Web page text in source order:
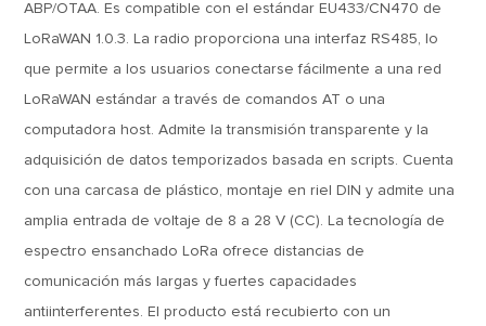
ABP/OTAA. Es compatible con el estándar EU433/CN470 de
LoRaWAN 1.0.3. La radio proporciona una interfaz RS485, lo
que permite a los usuarios conectarse fácilmente a una red
LoRaWAN estándar a través de comandos AT o una
computadora host. Admite la transmisión transparente y la
adquisición de datos temporizados basada en scripts. Cuenta
con una carcasa de plástico, montaje en riel DIN y admite una
amplia entrada de voltaje de 8 a 28 V (CC). La tecnología de
espectro ensanchado LoRa ofrece distancias de
comunicación más largas y fuertes capacidades
antiinterferentes. El producto está recubierto con un